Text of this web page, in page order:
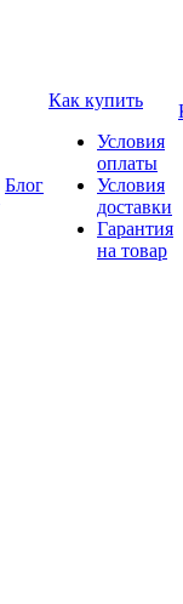
Блог
Как купить
Условия
оплаты
Условия
доставки
Гарантия
на товар